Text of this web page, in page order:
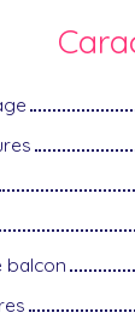
balcon